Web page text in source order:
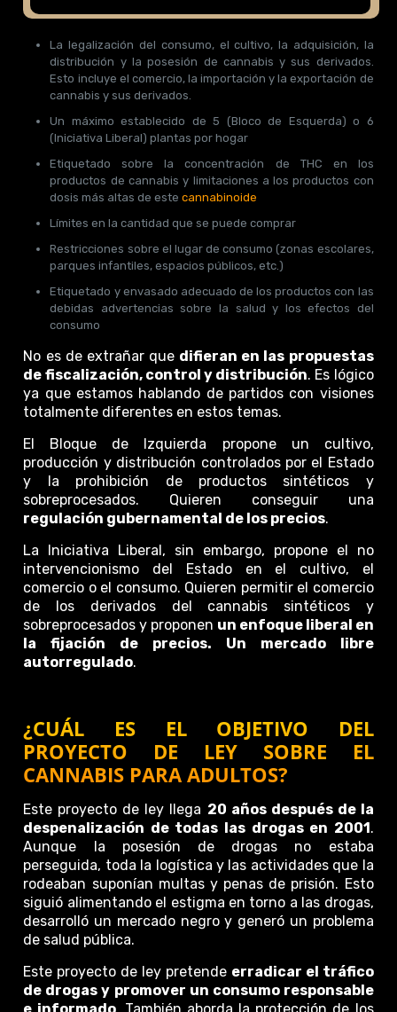
La legalización del consumo, el cultivo, la adquisición, la
distribución y la posesión de cannabis y sus derivados.
Esto incluye el comercio, la importación y la exportación de
cannabis y sus derivados.
Un máximo establecido de 5 (Bloco de Esquerda) o 6
(Iniciativa Liberal) plantas por hogar
Etiquetado sobre la concentración de THC en los
productos de cannabis y limitaciones a los productos con
dosis más altas de estecannabinoide
Límites en la cantidad que se puede comprar
Restricciones sobre el lugar de consumo (zonas escolares,
parques infantiles, espacios públicos, etc.)
Etiquetado y envasado adecuado de los productos con las
debidas advertencias sobre la salud y los efectos del
consumo
No es de extrañar que difieran en las propuestas
de fiscalización, control y distribución. Es lógico
ya que estamos hablando de partidos con visiones
totalmente diferentes en estos temas.
El Bloque de Izquierda propone un cultivo,
producción y distribución controlados por el Estado
y la prohibición de productos sintéticos y
sobreprocesados. Quieren conseguir una
regulación gubernamental de los precios.
La Iniciativa Liberal, sin embargo, propone el no
intervencionismo del Estado en el cultivo, el
comercio o el consumo. Quieren permitir el comercio
de los derivados del cannabis sintéticos y
sobreprocesados y proponen un enfoque liberal en
la fijación de precios. Un mercado libre
autorregulado.
¿CUÁL ES EL OBJETIVO DEL
PROYECTO DE LEY SOBRE EL
CANNABIS PARA ADULTOS?
Este proyecto de ley llega 20 años después de la
despenalización de todas las drogas en 2001.
Aunque la posesión de drogas no estaba
perseguida, toda la logística y las actividades que la
rodeaban suponían multas y penas de prisión. Esto
siguió alimentando el estigma en torno a las drogas,
desarrolló un mercado negro y generó un problema
de salud pública.
Este proyecto de ley pretende erradicar el tráfico
de drogas y promover un consumo responsable